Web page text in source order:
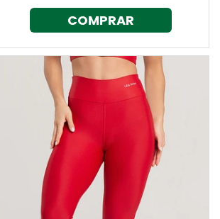
COMPRAR